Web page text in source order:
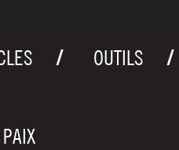
OUTILS